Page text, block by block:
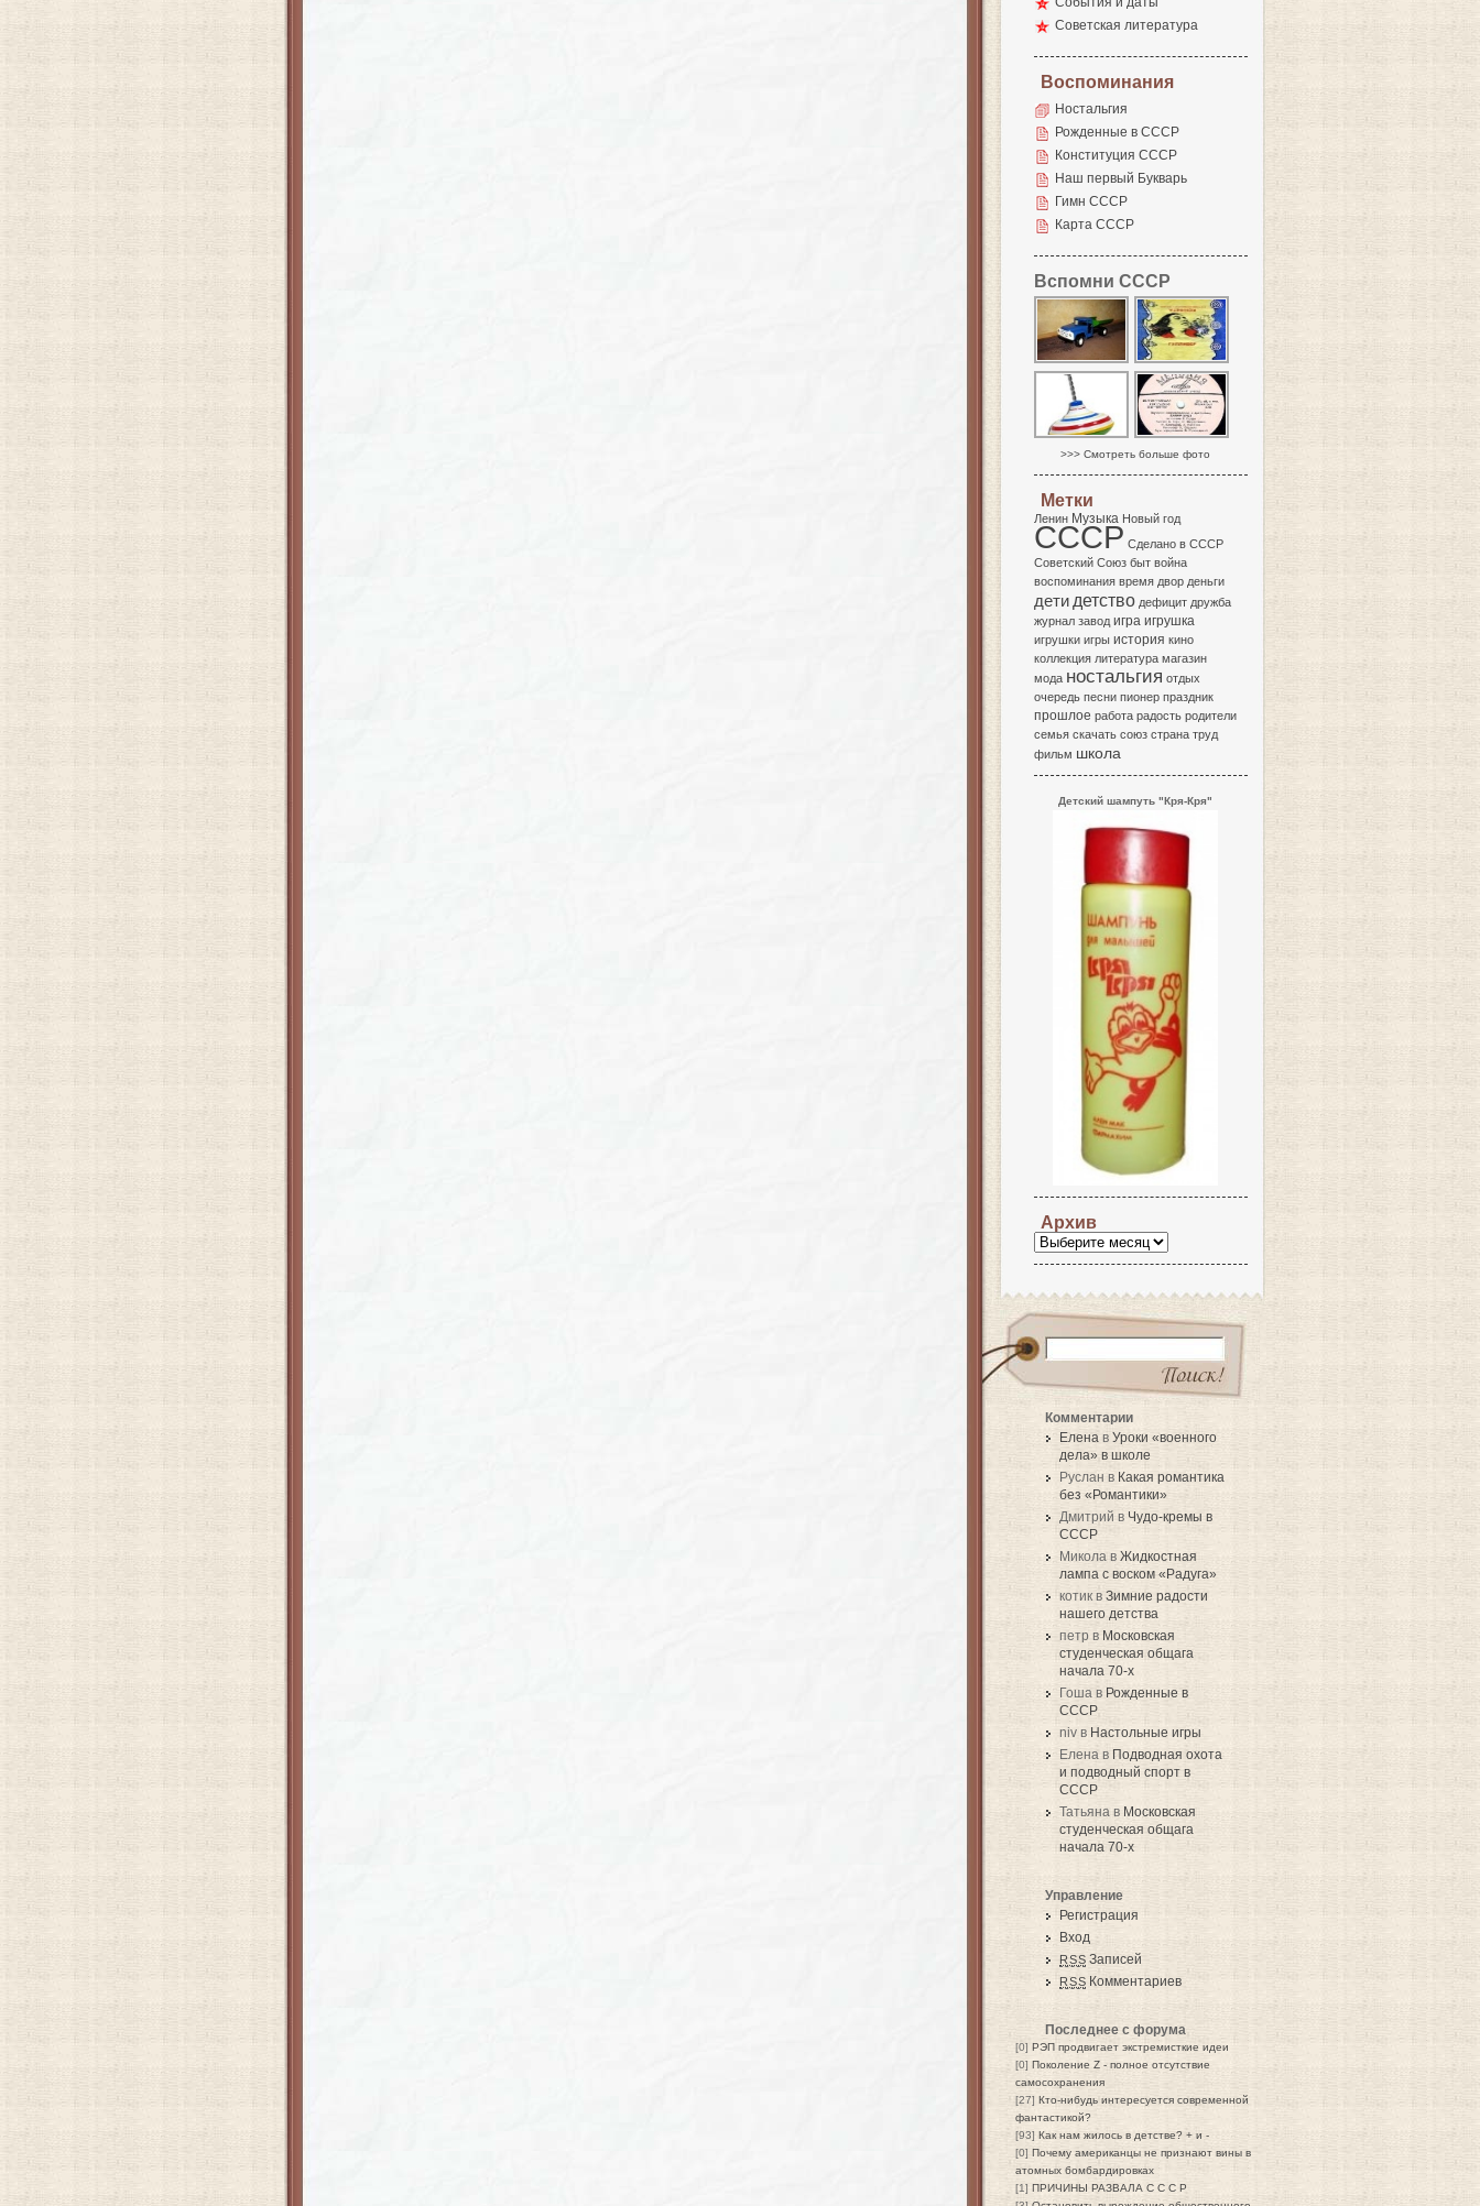
Советская литература
Воспоминания
Ностальгия
Рожденные в СССР
Конституция СССР
Наш первый Букварь
Гимн СССР
Карта СССР
Вспомни СССР
>>> Смотреть больше фото
Метки
Ленин Музыка Новый год
СССР Сделано в СССР
Советский Союз быт война
воспоминания время двор деньги
дети детство дефицит дружба
журнал завод игра игрушка
игрушки игры история кино
коллекция литература магазин
мода ностальгия отдых
очередь песни пионер праздник
прошлое работа радость родители
семья скачать союз страна труд
фильм школа
Детский шампуть "Кря-Кря"
Архив
Комментарии
Елена в Уроки «военного
дела» в школе
Руслан в Какая романтика
без «Романтики»
Дмитрий в Чудо-кремы в
СССР
Микола в Жидкостная
лампа с воском «Радуга»
котик в Зимние радости
нашего детства
петр в Московская
студенческая общага
начала 70-х
Гоша в Рожденные в
СССР
niv в Настольные игры
Елена в Подводная охота
и подводный спорт в
СССР
Татьяна в Московская
студенческая общага
начала 70-х
Управление
Регистрация
Вход
RSS Записей
RSS Комментариев
Последнее с форума
[0] РЭП продвигает экстремисткие идеи
[0] Поколение Z - полное отсутствие
самосохранения
[27] Кто-нибудь интересуется современной
фантастикой?
[93] Как нам жилось в детстве? + и -
[0] Почему американцы не признают вины в
атомных бомбардировках
[1] ПРИЧИНЫ РАЗВАЛА С С С Р